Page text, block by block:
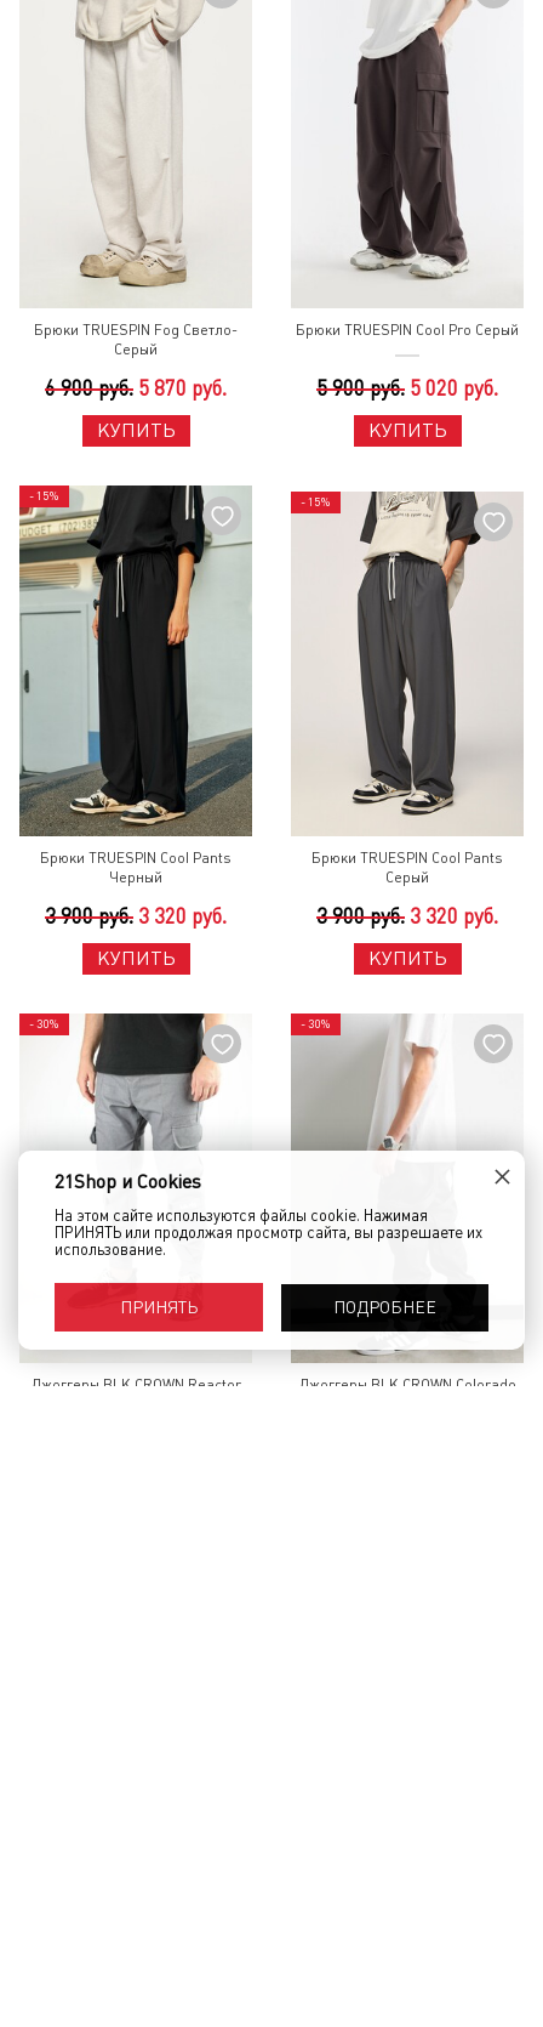
Брюки TRUESPIN Fog Светло-
Серый
6 900 руб. 5 870 руб.
КУПИТЬ
Брюки TRUESPIN Cool Pro Серый
5 900 руб. 5 020 руб.
КУПИТЬ
- 15%
Брюки TRUESPIN Cool Pants
Черный
3 900 руб. 3 320 руб.
КУПИТЬ
- 15%
Брюки TRUESPIN Cool Pants
Серый
3 900 руб. 3 320 руб.
КУПИТЬ
- 30%
Джоггеры BLK CROWN Reactor
- 30%
Джоггеры BLK CROWN Colorado
21Shop и Cookies
На этом сайте используются файлы cookie. Нажимая
ПРИНЯТЬ или продолжая просмотр сайта, вы разрешаете их
использование.
ПРИНЯТЬ ПОДРОБНЕЕ
×